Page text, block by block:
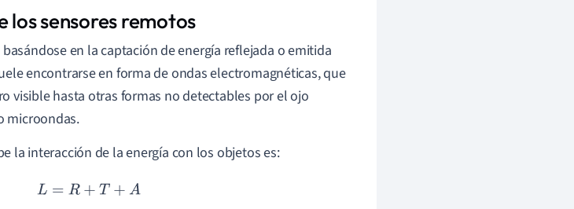
los sensores remotos
en la captación de energía reflejada o emitida
encontrarse en forma de ondas electromagnéticas, que
visible hasta otras formas no detectables por el ojo
microondas.
la interacción de la energía con los objetos es:
L=R+T+A